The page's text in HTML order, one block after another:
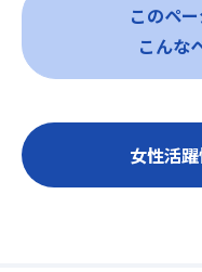
このペ
こんな
女性活